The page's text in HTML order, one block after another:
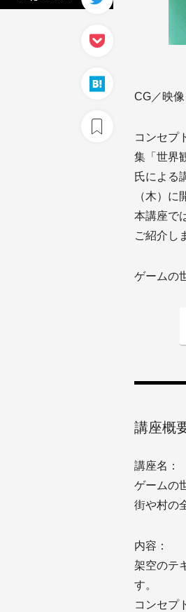
CG／映
コンセプ
集「世界
氏による
（木）に
本講座で
ご紹介し
ゲームの
講座概
講座名：
ゲームの
街や村の
内容：
架空のテ
す。
コンセプ